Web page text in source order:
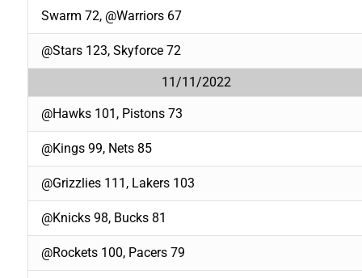
Swarm 72, @Warriors 67
@Stars 123, Skyforce 72
11/11/2022
@Hawks 101, Pistons 73
@Kings 99, Nets 85
@Grizzlies 111, Lakers 103
@Knicks 98, Bucks 81
@Rockets 100, Pacers 79